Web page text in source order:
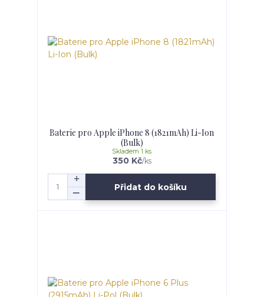
Baterie pro Apple iPhone 8 (1821mAh) Li-Ion
(Bulk)
350 Kč/ks
Skladem 1 ks
Přidat do košíku